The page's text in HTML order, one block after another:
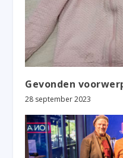
Gevonden
28 september 2023